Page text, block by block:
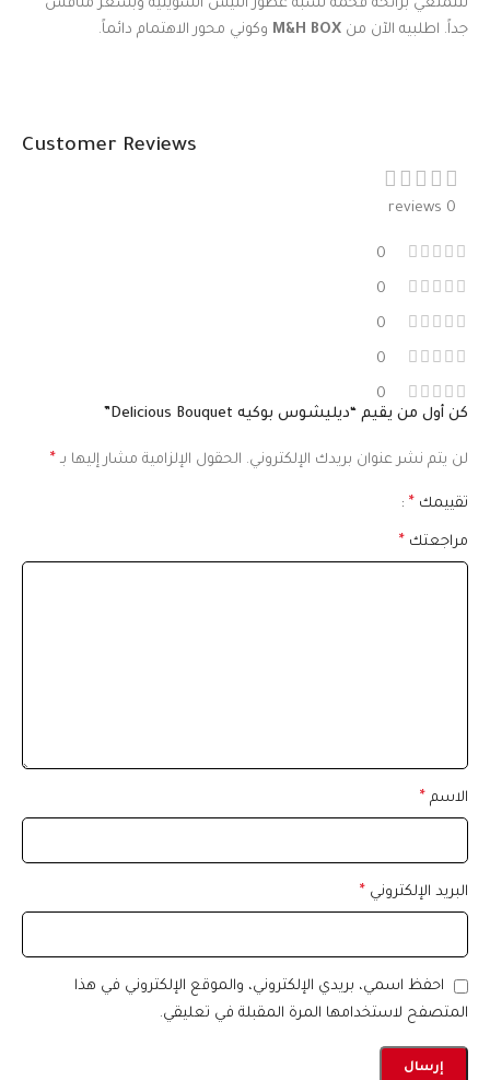
لتتمتعي برائحة فخمة تشبه عطور النيش السويتية وبسعر منافس
جداً. اطلبيه الآن من M&H BOX وكوني محور الاهتمام دائماً.
Customer Reviews
0 reviews
0
0
0
0
0
كن أول من يقيم “ديليشوس بوكيه Delicious Bouquet”
لن يتم نشر عنوان بريدك الإلكتروني. الحقول الإلزامية مشار إليها بـ *
تقييمك *
مراجعتك *
الاسم *
البريد الإلكتروني *
احفظ اسمي، بريدي الإلكتروني، والموقع الإلكتروني في هذا
المتصفح لاستخدامها المرة المقبلة في تعليقي.